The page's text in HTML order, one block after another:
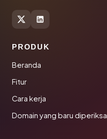
PRODUK
Beranda
Fitur
Cara kerja
Domain yang baru diperiksa